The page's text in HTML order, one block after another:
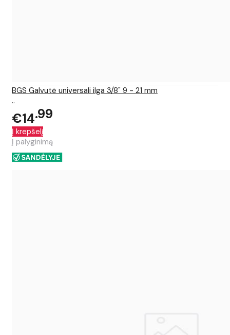
BGS Galvutė universali ilga 3/8" 9 - 21 mm
..
€14 99
Į krepšelį
Į palyginimą